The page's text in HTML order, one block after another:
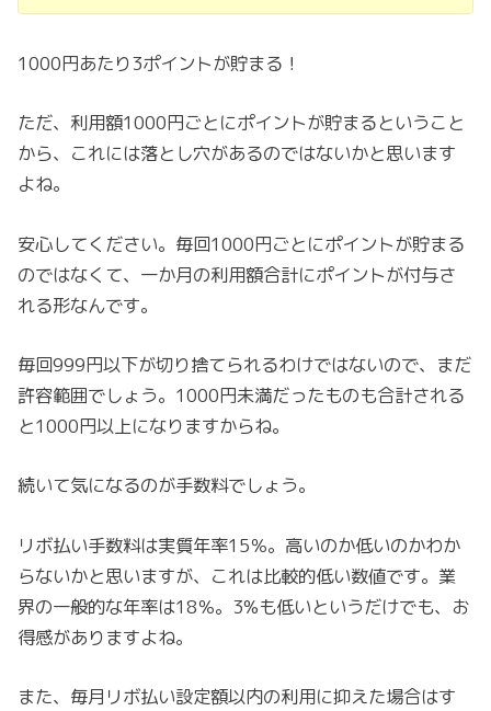
1000円あたり3ポイントが貯まる！
ただ、利用額1000円ごとにポイントが貯まるということ
から、これには落とし穴があるのではないかと思います
よね。
安心してください。毎回1000円ごとにポイントが貯まる
のではなくて、一か月の利用額合計にポイントが付与さ
れる形なんです。
毎回999円以下が切り捨てられるわけではないので、まだ
許容範囲でしょう。1000円未満だったものも合計される
と1000円以上になりますからね。
続いて気になるのが手数料でしょう。
リボ払い手数料は実質年率15％。高いのか低いのかわか
らないかと思いますが、これは比較的低い数値です。業
界の一般的な年率は18％。3%も低いというだけでも、お
得感がありますよね。
また、毎月リボ払い設定額以内の利用に抑えた場合はす